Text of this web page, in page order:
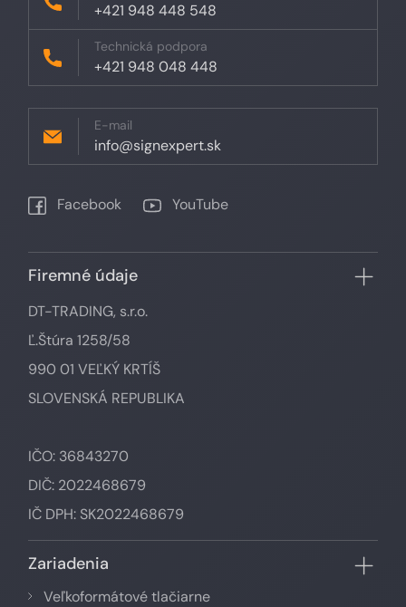
+421 948 448 548
Technická podpora
+421 948 048 448
E-mail
info@signexpert.sk
Facebook YouTube
Firemné údaje
DT-TRADING, s.r.o.
Ľ.Štúra 1258/58
990 01 VEĽKÝ KRTÍŠ
SLOVENSKÁ REPUBLIKA
IČO: 36843270
DIČ: 2022468679
IČ DPH: SK2022468679
Zariadenia
Veľkoformátové tlačiarne